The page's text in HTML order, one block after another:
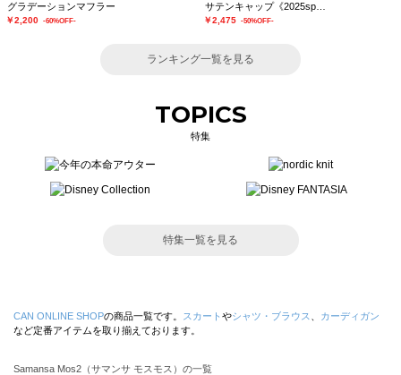
グラデーションマフラー
￥2,200 -60%OFF- ￥2,475 -50%OFF-
ランキング一覧を見る
TOPICS
特集
特集一覧を見る
CAN ONLINE SHOPの商品一覧です。 スカート やシャツ・ブラウス
カーディガン
など定番アイテムを取り揃えております。
Samansa Mos2（サマンサ モスモス）の一覧